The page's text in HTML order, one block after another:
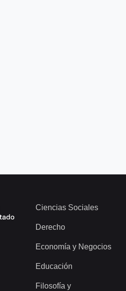
Ciencias Sociales
Derecho
Economía y Negocios
Educación
Filosofía y